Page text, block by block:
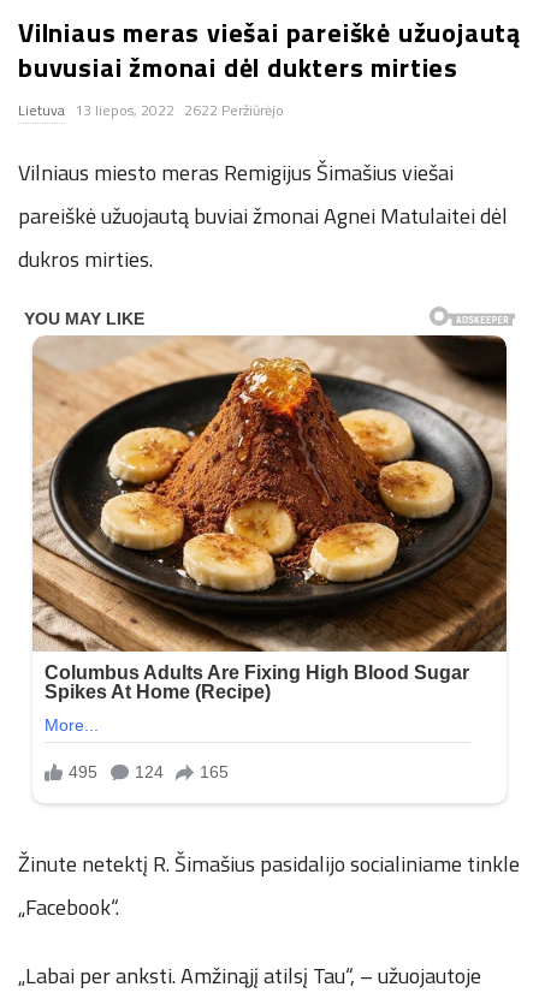
n
.
n
e
t
Vilniaus meras viešai pareiškė užuojautą
buvusiai žmonai dėl dukters mirties
Lietuva 13 liepos, 2022 2622 Peržiūrėjo
Vilniaus miesto meras Remigijus Šimašius viešai
pareiškė užuojautą buviai žmonai Agnei Matulaitei dėl
dukros mirties.
Žinute netektį R. Šimašius pasidalijo socialiniame tinkle
„Facebook“.
„Labai per anksti. Amžinąjį atilsį Tau“, – užuojautoje